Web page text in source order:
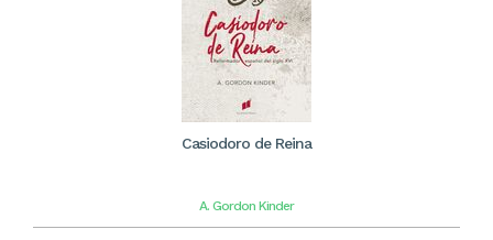
Casiodoro de Reina
A. Gordon Kinder